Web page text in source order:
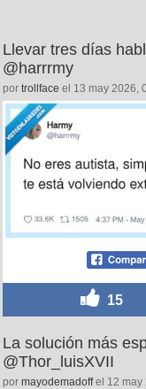
Llevar tres días
@harrrmy
por trollface el 13 may 2026,
15
La solución más
@Thor_luisXVII
por mayodemadoffel 12 may